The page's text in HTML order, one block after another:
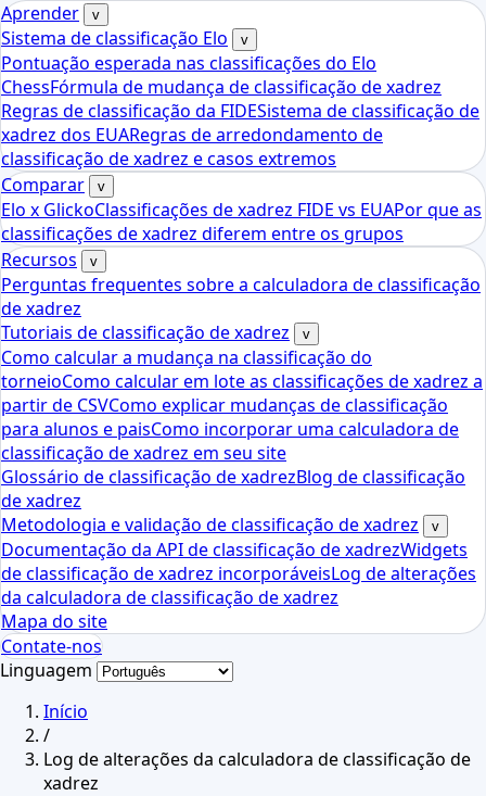
Aprender
v
Sistema de classificação Elo v
Pontuação esperada nas classificações do Elo
ChessFórmula de mudança de classificação de xadrez
Regras de classificação da FIDESistema de classificação de
xadrez dos EUARegras de arredondamento de
classificação de xadrez e casos extremos
Comparar
v
Elo x GlickoClassificações de xadrez FIDE vs EUAPor que as
classificações de xadrez diferem entre os grupos
Recursos
v
Perguntas frequentes sobre a calculadora de classificação
de xadrez
Tutoriais de classificação de xadrez
v
Como calcular a mudança na classificação do
torneioComo calcular em lote as classificações de xadrez a
partir de CSVComo explicar mudanças de classificação
para alunos e paisComo incorporar uma calculadora de
classificação de xadrez em seu site
Glossário de classificação de xadrezBlog de classificação
de xadrez
Metodologia e validação de classificação de xadrez
v
Documentação da API de classificação de xadrezWidgets
de classificação de xadrez incorporáveisLog de alterações
da calculadora de classificação de xadrez
Mapa do site
Contate-nos
Linguagem
Início
/
Log de alterações da calculadora de classificação de
xadrez